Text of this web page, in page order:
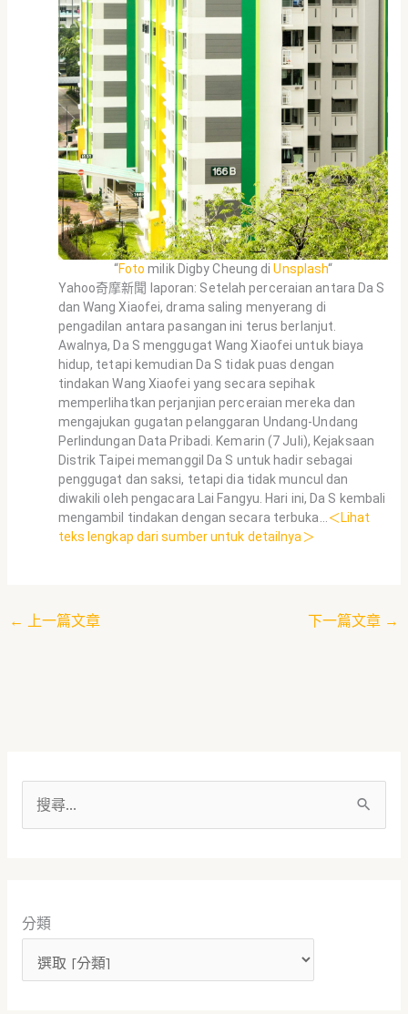
“Foto milik Digby Cheung diUnsplash“
Yahoo奇摩新聞 laporan: Setelah perceraian antara Da S
dan Wang Xiaofei, drama saling menyerang di
pengadilan antara pasangan ini terus berlanjut.
Awalnya, Da S menggugat Wang Xiaofei untuk biaya
hidup, tetapi kemudian Da S tidak puas dengan
tindakan Wang Xiaofei yang secara sepihak
memperlihatkan perjanjian perceraian mereka dan
mengajukan gugatan pelanggaran Undang-Undang
Perlindungan Data Pribadi. Kemarin (7 Juli), Kejaksaan
Distrik Taipei memanggil Da S untuk hadir sebagai
penggugat dan saksi, tetapi dia tidak muncul dan
diwakili oleh pengacara Lai Fangyu. Hari ini, Da S kembali
mengambil tindakan dengan secara terbuka…＜Lihat
teks lengkap dari sumber untuk detailnya＞
← 上一篇文章 下一篇文章 →
字
分類